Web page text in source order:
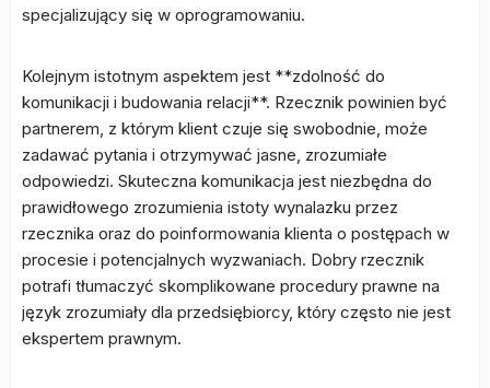
specjalizujący się w oprogramowaniu.
Kolejnym istotnym aspektem jest **zdolność do
komunikacji i budowania relacji**. Rzecznik powinien być
partnerem, z którym klient czuje się swobodnie, może
zadawać pytania i otrzymywać jasne, zrozumiałe
odpowiedzi. Skuteczna komunikacja jest niezbędna do
prawidłowego zrozumienia istoty wynalazku przez
rzecznika oraz do poinformowania klienta o postępach w
procesie i potencjalnych wyzwaniach. Dobry rzecznik
potrafi tłumaczyć skomplikowane procedury prawne na
język zrozumiały dla przedsiębiorcy, który często nie jest
ekspertem prawnym.